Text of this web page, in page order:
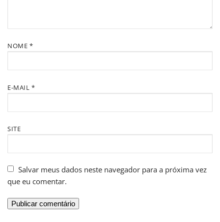
NOME *
E-MAIL *
SITE
Salvar meus dados neste navegador para a próxima vez
que eu comentar.